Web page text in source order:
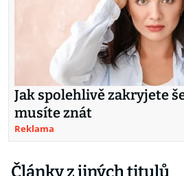
Jak spolehlivě zakryjete
musíte znát
Reklama
Články z jiných titulů